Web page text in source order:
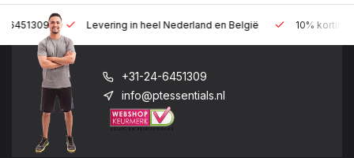
Levering in heel Nederland en België 10% korting met een
+31-24-6451309
info@ptessentials.nl